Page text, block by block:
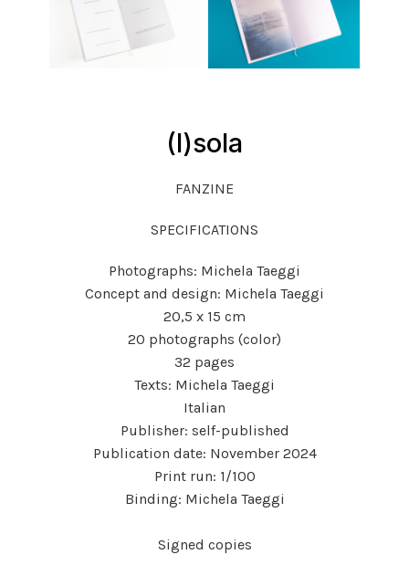
(I)sola
FANZINE
SPECIFICATIONS
Photographs: Michela Taeggi
Concept and design: Michela Taeggi
20,5 x 15 cm
20 photographs (color)
32 pages
Texts: Michela Taeggi
Italian
Publisher: self-published
Publication date: November 2024
Print run: 1/100
Binding: Michela Taeggi
Signed copies